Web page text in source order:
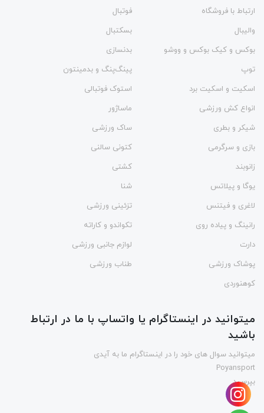
ارتباط با فروشگاه
فوتبال
والیبال
بسکتبال
بوکس و کیک بوکس و ووشو
بدنسازی
توپ
پینگ‌پنگ و بدمينتون
اسکیت و اسکیت برد
استوک فوتبالی
انواع کش ورزشی
ماساژور
شیکر و بطری
ساک ورزشی
بازی و سرگرمی
کتونی سالنی
زانوبند
کشتی
یوگا و پیلاتس
شنا
لاغری و فیتنس
تزئینی ورزشی
رانینگ و پیاده روی
تکواندو و کاراته
دارت
لوازم جانبی ورزشی
پوشاک ورزشی
طناب ورزشی
کوهنوردی
میتوانید در اینستاگرام یا واتساپ با ما در ارتباط
باشید
میتوانید سوال های خود را در اینستاگرام ما به آیدی
Poyansport
بپرسید